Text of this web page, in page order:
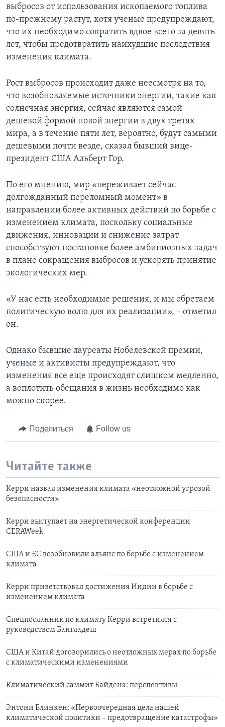
выбросов от использования ископаемого топлива
по-прежнему растут, хотя ученые предупреждают,
что их необходимо сократить вдвое всего за девять
лет, чтобы предотвратить наихудшие последствия
изменения климата.
Рост выбросов происходит даже неесмотря на то,
что возобновляемые источники энергии, такие как
солнечная энергия, сейчас являются самой
дешевой формой новой энергии в двух третях
мира, а в течение пяти лет, вероятно, будут самыми
дешевыми почти везде, сказал бывший вице-
президент США Альберт Гор.
По его мнению, мир «переживает сейчас
долгожданный переломный момент» в
направлении более активных действий по борьбе с
изменением климата, поскольку социальные
движения, инновации и снижение затрат
способствуют постановке более амбициозных задач
в плане сокращения выбросов и ускорять принятие
экологических мер.
«У нас есть необходимые решения, и мы обретаем
политическую волю для их реализации», – отметил
он.
Однако бывшие лауреаты Нобелевской премии,
ученые и активисты предупреждают, что
изменения все еще происходят слишком медленно,
а воплотить обещания в жизнь необходимо как
можно скорее.
Поделиться Follow us
Читайте также
Керри назвал изменения климата «неотложной угрозой
безопасности»
Керри выступает на энергетической конференции
CERAWeek
США и ЕС возобновили альянс по борьбе с изменением
климата
Керри приветствовал достижения Индии в борьбе с
изменением климата
Спецпосланник по климату Керри встретился с
руководством Бангладеш
США и Китай договорились о неотложных мерах по борьбе
с климатическими изменениями
Климатический саммит Байдена: перспективы
Энтони Блинкен: «Первоочередная цель нашей
климатической политики – предотвращение катастрофы»